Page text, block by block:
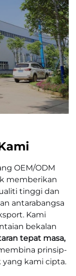
OEM/ODM
memberikan
tinggi dan
antarabangsa
Kami
bekalan
tepat masa,
prinsip-
kami cipta.